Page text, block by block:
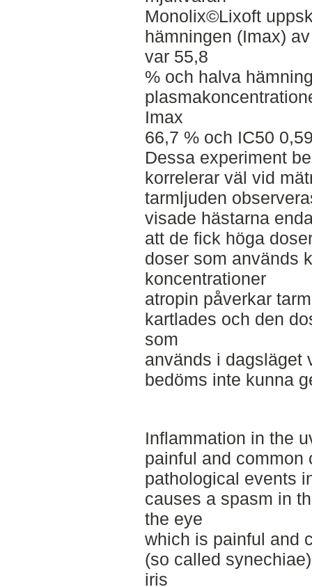
Monolix©Lixoft
hämningen (Imax)
var 55,8
% och halva
Imax
66,7 % och IC50
Dessa experiment
korrelerar väl vid
tarmljuden
visade hästarna
att de fick höga
doser som används
koncentrationer
atropin påverkar
kartlades och den
som
används i dagsläget
bedöms inte kunna
Inflammation in the
painful and common
pathological events
causes a spasm in
the eye
which is painful and
(so called
iris